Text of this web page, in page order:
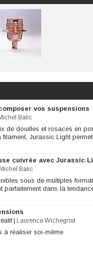
vos suspensions
Balic
de douilles et rosaces en
Jurassic Light
cuivrée avec Jurassic
Michel Balic
sous de multiples
parfaitement dans la
| Laurence Wichegrod
à réaliser soi-même